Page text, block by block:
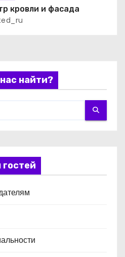
кровли и фасада
найти?